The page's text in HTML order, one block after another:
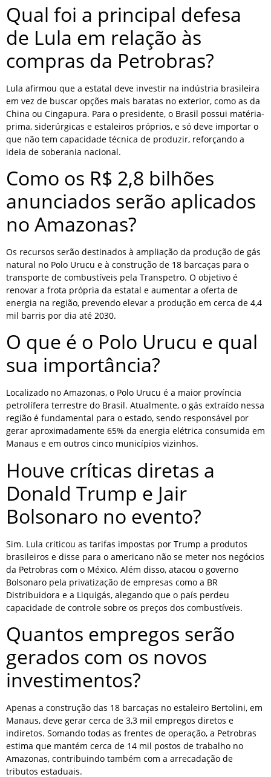
Qual foi a principal defesa
de Lula em relação às
compras da Petrobras?
Lula afirmou que a estatal deve investir na indústria brasileira
em vez de buscar opções mais baratas no exterior, como as da
China ou Cingapura. Para o presidente, o Brasil possui matéria-
prima, siderúrgicas e estaleiros próprios, e só deve importar o
que não tem capacidade técnica de produzir, reforçando a
ideia de soberania nacional.
Como os R$ 2,8 bilhões
anunciados serão aplicados
no Amazonas?
Os recursos serão destinados à ampliação da produção de gás
natural no Polo Urucu e à construção de 18 barcaças para o
transporte de combustíveis pela Transpetro. O objetivo é
renovar a frota própria da estatal e aumentar a oferta de
energia na região, prevendo elevar a produção em cerca de 4,4
mil barris por dia até 2030.
O que é o Polo Urucu e qual
sua importância?
Localizado no Amazonas, o Polo Urucu é a maior província
petrolífera terrestre do Brasil. Atualmente, o gás extraído nessa
região é fundamental para o estado, sendo responsável por
gerar aproximadamente 65% da energia elétrica consumida em
Manaus e em outros cinco municípios vizinhos.
Houve críticas diretas a
Donald Trump e Jair
Bolsonaro no evento?
Sim. Lula criticou as tarifas impostas por Trump a produtos
brasileiros e disse para o americano não se meter nos negócios
da Petrobras com o México. Além disso, atacou o governo
Bolsonaro pela privatização de empresas como a BR
Distribuidora e a Liquigás, alegando que o país perdeu
capacidade de controle sobre os preços dos combustíveis.
Quantos empregos serão
gerados com os novos
investimentos?
Apenas a construção das 18 barcaças no estaleiro Bertolini, em
Manaus, deve gerar cerca de 3,3 mil empregos diretos e
indiretos. Somando todas as frentes de operação, a Petrobras
estima que mantém cerca de 14 mil postos de trabalho no
Amazonas, contribuindo também com a arrecadação de
tributos estaduais.